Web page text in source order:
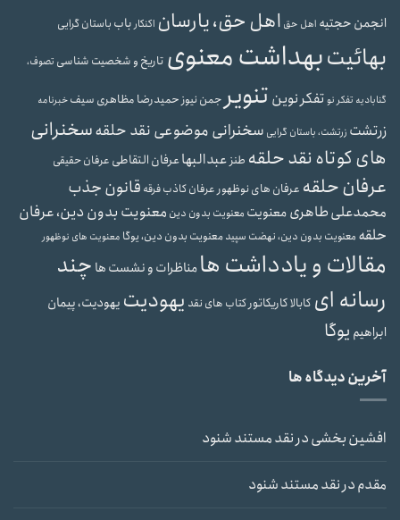
انجمن حجتیه اهل حق اهل حق، یارسان اکنکارباب باستان گرایی
بهائیتبهداشت معنوی تاریخ و شخصیت شناسی تصوف،
گنابادیه تفکر نوتفکر نوین تنویرجمن نیوزحمیدرضا مظاهری سیفخبرنامه
زرتشت زرتشت، باستان گرایی سخنرانی موضوعی نقد حلقهسخنرانی
های کوتاه نقد حلقه طنزعبدالبهاعرفان التقاطی عرفان حقیقی
عرفان حلقه عرفان های نوظهورعرفان کاذبفرقه قانون جذب
محمدعلی طاهریمعنویت معنویت بدون دین معنویت بدون دین، عرفان
حلقه معنویت بدون دین، نهضت سپیدمعنویت بدون دین، یوگا معنویت های نوظهور
مقالات و یادداشت هامناظرات و نشست ها چند
رسانه ای کابالاکاریکاتورکتاب های نقد یهودیت یهودیت، پیمان
ابراهیم یوگا
آخرین دیدگاه ها
افشین بخشیدرنقد مستند شنود
مقدمدرنقد مستند شنود